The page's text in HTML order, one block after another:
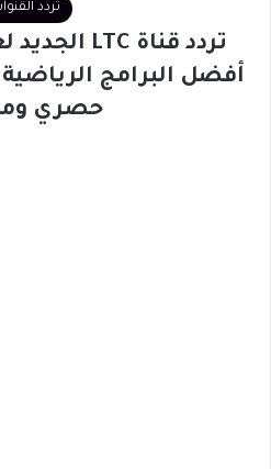
تردد
أفضل البرامج
حصري